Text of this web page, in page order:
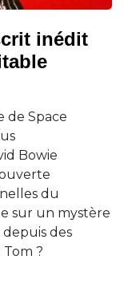
inédit
de Space
Bowie
du
sur un mystère
des
?